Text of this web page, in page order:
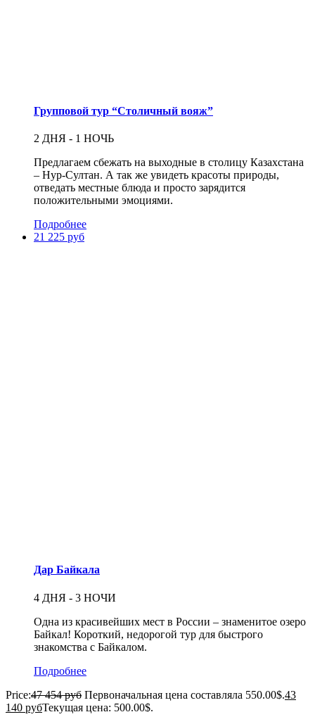
Групповой тур “Столичный вояж”
2 ДНЯ - 1 НОЧЬ
Предлагаем сбежать на выходные в столицу Казахстана
– Нур-Султан. А так же увидеть красоты природы,
отведать местные блюда и просто зарядится
положительными эмоциями.
Подробнее
21 225 руб
Дар Байкала
4 ДНЯ - 3 НОЧИ
Одна из красивейших мест в России – знаменитое озеро
Байкал! Короткий, недорогой тур для быстрого
знакомства с Байкалом.
Подробнее
Price:47 454 руб Первоначальная цена составляла 550.00$.43
140 рубТекущая цена: 500.00$.